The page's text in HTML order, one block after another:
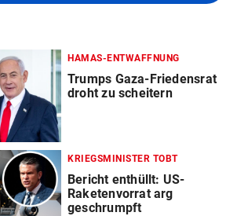
HAMAS-ENTWAFFNUNG
Trumps Gaza-Friedensrat
droht zu scheitern
KRIEGSMINISTER TOBT
Bericht enthüllt: US-
Raketenvorrat arg
geschrumpft